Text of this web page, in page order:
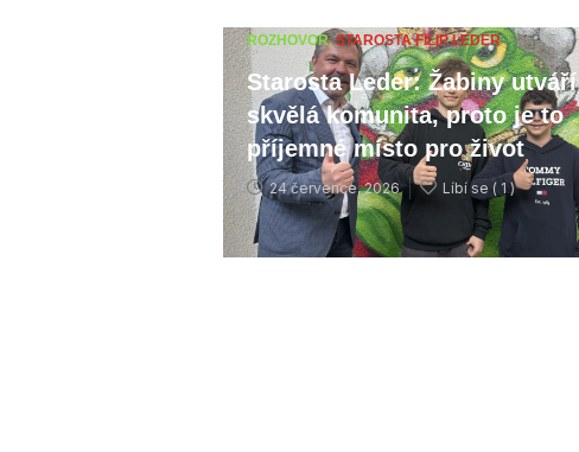
ROZHOVOR,STAROSTA FILIP LEDER
Starosta Leder: Žabiny utváří
skvělá komunita, proto je to
příjemné místo pro život
24 července, 2026 Líbí se ( 1 )